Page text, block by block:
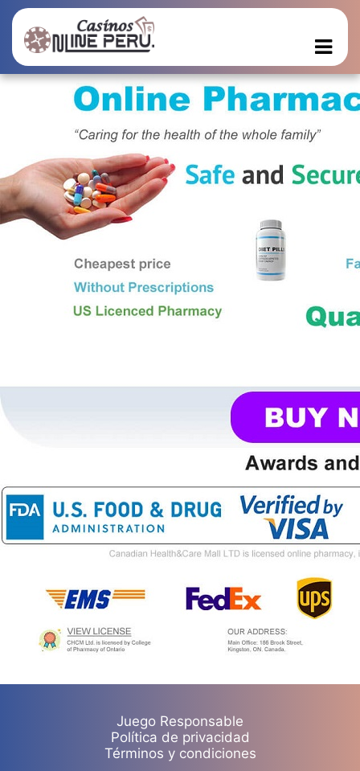
Juego Responsable
Política de privacidad
Términos y condiciones